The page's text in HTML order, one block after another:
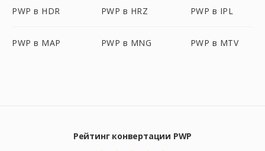
PWP в HDR PWP в HRZ PWP в IPL
PWP в MAP PWP в MNG PWP в MTV
Рейтинг конвертации PWP